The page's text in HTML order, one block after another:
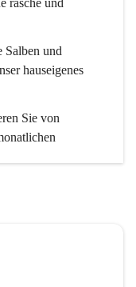
rasche und
und
hauseigenes
Sie von